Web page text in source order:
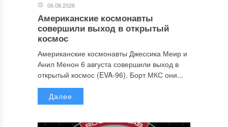
06.08.2026
Американские космонавты
совершили выход в открытый
космос
Американские космонавты Джессика Меир и
Анил Менон 6 августа совершили выход в
открытый космос (EVA-96). Борт МКС они...
Далее